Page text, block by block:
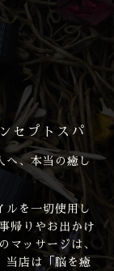
セプトスパ
へ、本当の癒し
ルを一切使用し
帰りやお出かけ
マッサージは、
当店は「脳を癒